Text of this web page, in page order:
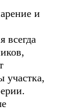
и
всегда
участка,